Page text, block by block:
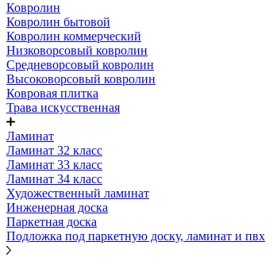
Ковролин
Ковролин бытовой
Ковролин коммерческий
Низковорсовый ковролин
Средневорсовый ковролин
Высоковорсовый ковролин
Ковровая плитка
Трава искусственная
Ламинат
Ламинат 32 класс
Ламинат 33 класс
Ламинат 34 класс
Художественный ламинат
Инженерная доска
Паркетная доска
Подложка под паркетную доску, ламинат и пвх